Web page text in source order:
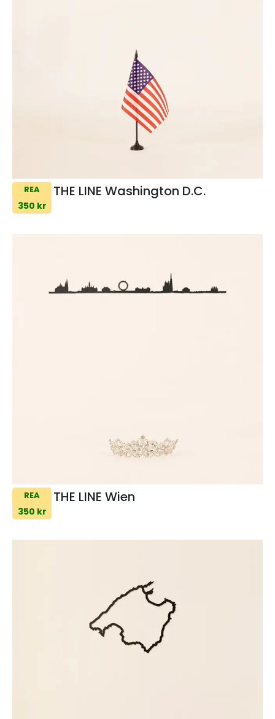
REA
350 kr
THE LINE Washington D.C.
REA
350 kr
THE LINE Wien